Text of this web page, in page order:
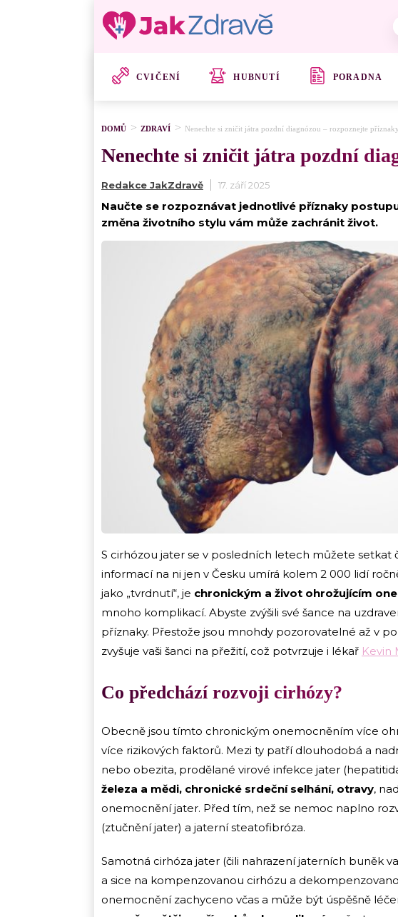
CVIČENÍ HUBNUTÍ PORADNA
DOMŮ ZDRAVÍ Nenechte si zničit játra pozdní diagnózou – rozpoznejte
Nenechte si zničit játra pozdní
Redakce JakZdravě 17. září 2025
Naučte se rozpoznávat jednotlivé příznaky
změna životního stylu vám může zachránit život.
S cirhózou jater se v posledních letech můžete setkat
informací na ni jen v Česku umírá kolem 2 000 lidí
jako „tvrdnutí“, je chronickým a život ohrožujícím
mnoho komplikací. Abyste zvýšili své šance na
příznaky. Přestože jsou mnohdy pozorovatelné až v
zvyšuje vaši šanci na přežití, což potvrzuje i lékař Kevin
Co předchází rozvoji cirhózy?
Obecně jsou tímto chronickým onemocněním více
více rizikových faktorů. Mezi ty patří dlouhodobá a
nebo obezita, prodělané virové infekce jater
železa a mědi, chronické srdeční selhání, otravy,
onemocnění jater. Před tím, než se nemoc naplno
(ztučnění jater) a jaterní steatofibróza.
Samotná cirhóza jater (čili nahrazení jaterních buněk
a sice na kompenzovanou cirhózu a
onemocnění zachyceno včas a může být úspěšně